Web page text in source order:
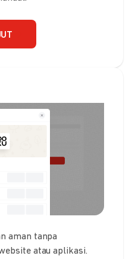
aman tanpa
atau aplikasi.